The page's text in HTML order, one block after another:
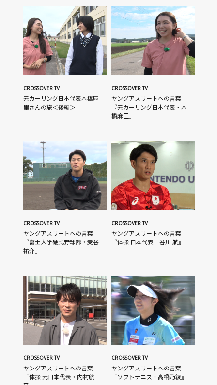
CROSSOVER TV
元カーリング日本代表本橋麻
里さんの旅＜後編＞
CROSSOVER TV
ヤングアスリートへの言葉
『元カーリング日本代表・本
橋麻里』
CROSSOVER TV
ヤングアスリートへの言葉
『富士大学硬式野球部・麦谷
祐介』
CROSSOVER TV
ヤングアスリートへの言葉
『体操 日本代表 谷川 航』
CROSSOVER TV
ヤングアスリートへの言葉
『体操 元日本代表・内村航
CROSSOVER TV
ヤングアスリートへの言葉
『ソフトテニス・高橋乃綾』